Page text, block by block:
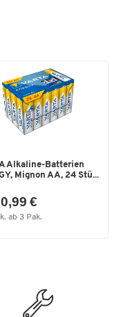
Alkaline-Batterien
Mignon AA, 24 Stü...
€
ab 3 Pak.